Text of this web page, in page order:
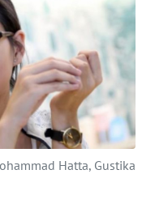
Hatta, Gustika